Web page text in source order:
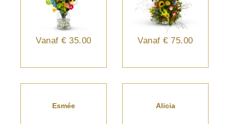
Vanaf € 35.00 Vanaf € 75.00
Esmée Alicia